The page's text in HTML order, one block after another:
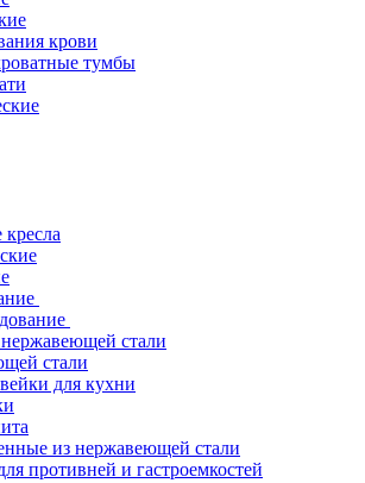
крови
тумбы
стали
стали
для кухни
из нержавеющей стали
противней и гастроемкостей